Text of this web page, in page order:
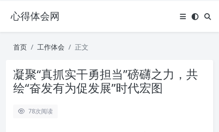
心得体会网
首页 工作体会 正文
凝聚“真抓实干勇担当”磅礴之力，共
绘“奋发有为促发展”时代宏图
78次阅读